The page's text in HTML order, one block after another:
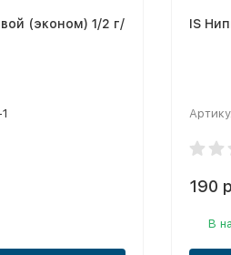
(эконом) 1/2 г/
IS
190
В